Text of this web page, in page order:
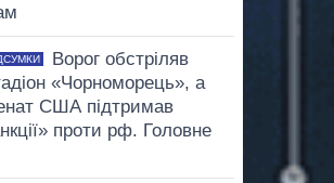
Ворог обстріляв
«Чорноморець», а
США підтримав
проти рф. Головне